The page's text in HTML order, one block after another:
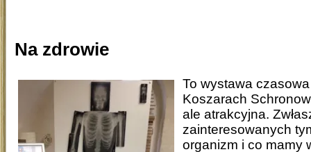
Na zdrowie
To wystawa
Koszarach
ale atrakcyjna.
zainteresowanych
organizm i co mamy